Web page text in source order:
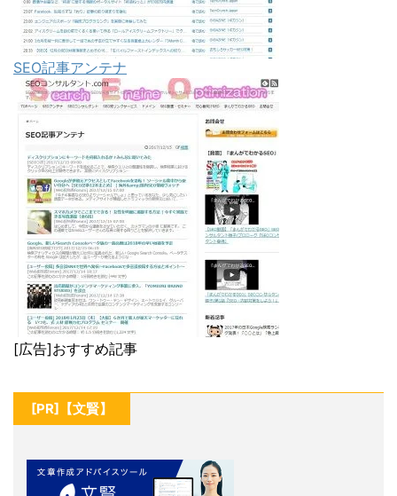
SEO記事アンテナ
[広告]おすすめ記事
[PR]【文賢】